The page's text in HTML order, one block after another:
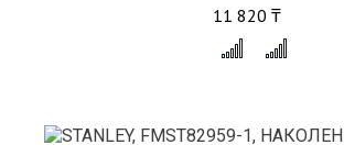
11 820 ₸